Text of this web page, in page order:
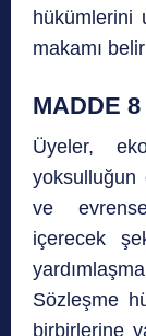
hükümlerini
makamı
MADDE 8
Üyeler,
yoksulluğun
ve
içerecek
Sözleşme
birbirlerine